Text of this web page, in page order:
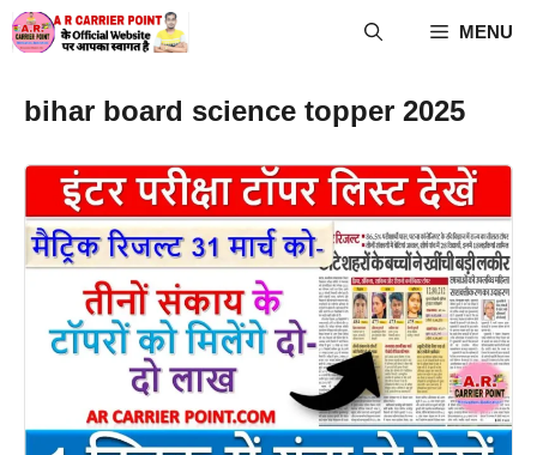
Skip
to
MENU
bihar board science topper 2025